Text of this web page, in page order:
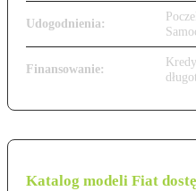
Udogodnienia:
Finansowanie:
Katalog modeli Fiat